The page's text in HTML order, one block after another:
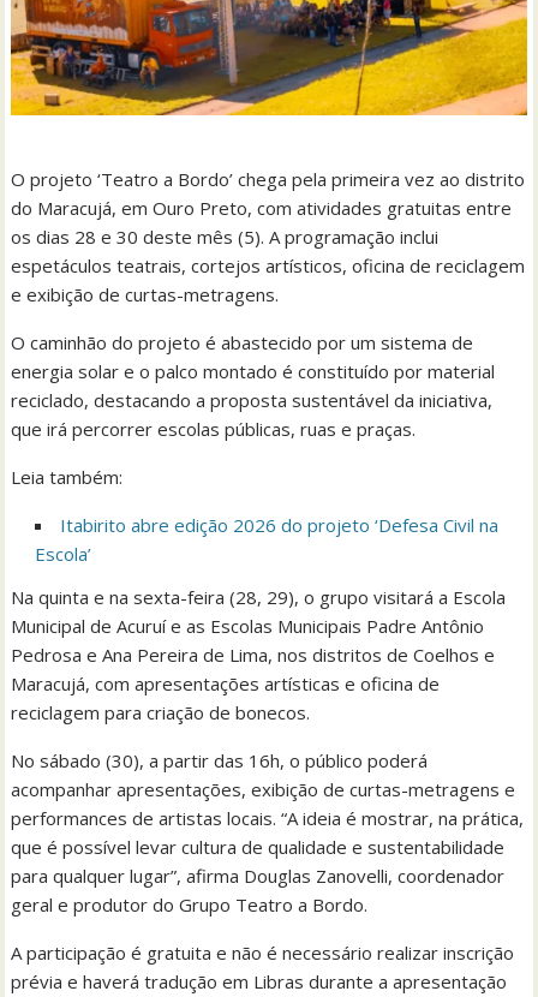
O projeto ‘Teatro a Bordo’ chega pela primeira vez ao distrito
do Maracujá, em Ouro Preto, com atividades gratuitas entre
os dias 28 e 30 deste mês (5). A programação inclui
espetáculos teatrais, cortejos artísticos, oficina de reciclagem
e exibição de curtas-metragens.
O caminhão do projeto é abastecido por um sistema de
energia solar e o palco montado é constituído por material
reciclado, destacando a proposta sustentável da iniciativa,
que irá percorrer escolas públicas, ruas e praças.
Leia também:
Itabirito abre edição 2026 do projeto ‘Defesa Civil na
Escola’
Na quinta e na sexta-feira (28, 29), o grupo visitará a Escola
Municipal de Acuruí e as Escolas Municipais Padre Antônio
Pedrosa e Ana Pereira de Lima, nos distritos de Coelhos e
Maracujá, com apresentações artísticas e oficina de
reciclagem para criação de bonecos.
No sábado (30), a partir das 16h, o público poderá
acompanhar apresentações, exibição de curtas-metragens e
performances de artistas locais. “A ideia é mostrar, na prática,
que é possível levar cultura de qualidade e sustentabilidade
para qualquer lugar”, afirma Douglas Zanovelli, coordenador
geral e produtor do Grupo Teatro a Bordo.
A participação é gratuita e não é necessário realizar inscrição
prévia e haverá tradução em Libras durante a apresentação